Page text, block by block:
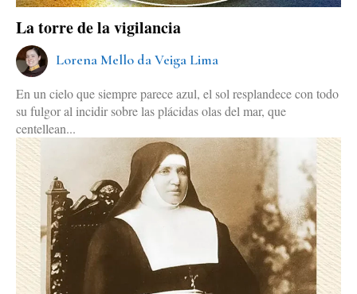
La torre de la vigilancia
Lorena Mello da Veiga Lima
En un cielo que siempre parece azul, el sol resplandece con todo
su fulgor al incidir sobre las plácidas olas del mar, que
centellean...